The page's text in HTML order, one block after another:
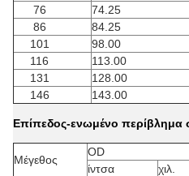
76
74.25
86
84.25
101
98.00
116
113.00
131
128.00
146
143.00
Επίπεδος-ενωμένο περίβλημα
Μέγεθος
OD
ίντσα
χιλ.